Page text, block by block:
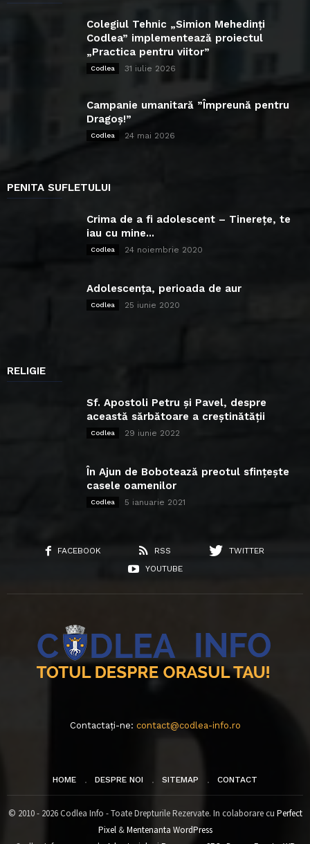
Colegiul Tehnic „Simion Mehedinți
Codlea” implementează proiectul
„Practica pentru viitor”
Codlea 31 iulie 2026
Campanie umanitară ”Împreună pentru
Dragoș!”
Codlea 24 mai 2026
PENITA SUFLETULUI
Crima de a fi adolescent – Tinerețe, te
iau cu mine...
Codlea 24 noiembrie 2020
Adolescența, perioada de aur
Codlea 25 iunie 2020
RELIGIE
Sf. Apostoli Petru și Pavel, despre
această sărbătoare a creștinătății
Codlea 29 iunie 2022
În Ajun de Bobotează preotul sfințește
casele oamenilor
Codlea 5 ianuarie 2021
FACEBOOK RSS
TWITTER
YOUTUBE
Contactați-ne: contact@codlea-info.ro
HOME DESPRE NOI SITEMAP CONTACT
© 2010 - 2026 Codlea Info - Toate Drepturile Rezervate. In colaborare cu Perfect
Pixel&Mentenanta WordPress